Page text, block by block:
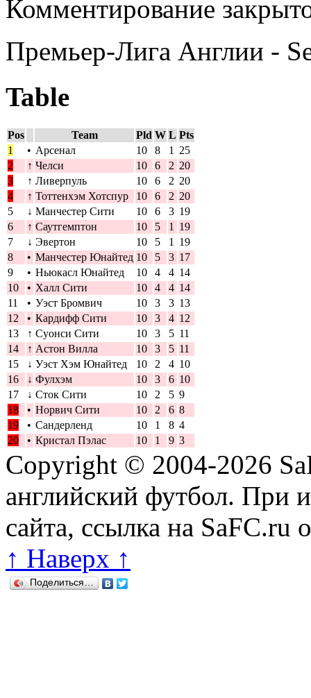
Комментирование
Премьер-Лига Англии -
Table
Pos Team Pld W L Pts
1
• Арсенал 10 8 1
25
2
↑ Челси 10 6 2 20
3
↑ Ливерпуль 10 6 2 20
4
↑ Тоттенхэм Хотспур 10 6 2 20
5
↓ Манчестер Сити 10 6 3 19
6
↑ Саутгемптон 10 5 1
19
7
↓ Эвертон 10 5 1
19
8
• Манчестер Юнайтед 10 5 3 17
9
• Ньюкасл Юнайтед 10 4 4 14
10
• Халл Сити 10 4 4 14
11
• Уэст Бромвич 10 3 3 13
12
• Кардифф Сити 10 3 4 12
13
↑ Суонси Сити 10 3 5 11
14
↑ Астон Вилла 10 3 5 11
15
↓ Уэст Хэм Юнайтед 10 2 4 10
16
↓ Фулхэм 10 3 6 10
17
↓ Сток Сити 10 2 5 9
18
• Норвич Сити 10 2 6 8
19
• Сандерленд 10 1 8 4
20
• Кристал Пэлас 10 1 9 3
Copyright © 2004-2026
английский футбол. При
сайта, ссылка на SaFC.ru
↑ Наверх ↑
Поделиться…